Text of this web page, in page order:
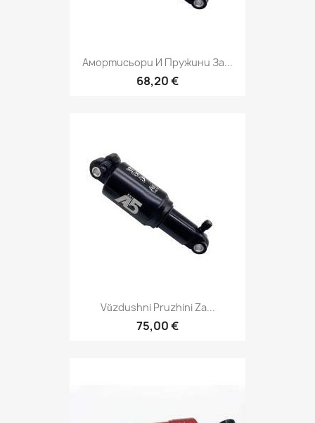
Амортисьори И Пружини За...
68,20 €
Vŭzdushni Pruzhini Za...
75,00 €